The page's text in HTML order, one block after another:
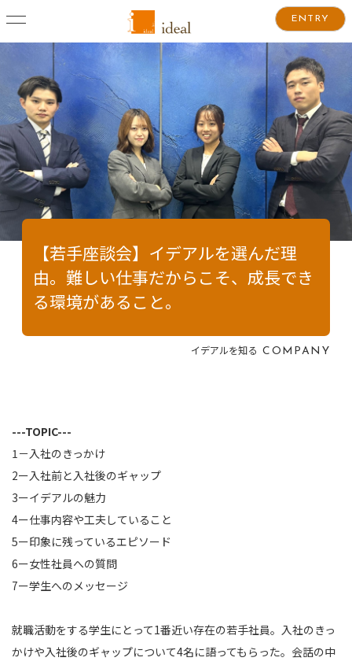
ENTRY
【若手座談会】イデアルを選んだ理
由。難しい仕事だからこそ、成長でき
る環境があること。
イデアルを知る COMPANY
---TOPIC---
1－入社のきっかけ
2ー入社前と入社後のギャップ
3ーイデアルの魅力
4ー仕事内容や工夫していること
5ー印象に残っているエピソード
6ー女性社員への質問
7ー学生へのメッセージ
就職活動をする学生にとって1番近い存在の若手社員。入社のきっ
かけや入社後のギャップについて4名に語ってもらった。会話の中